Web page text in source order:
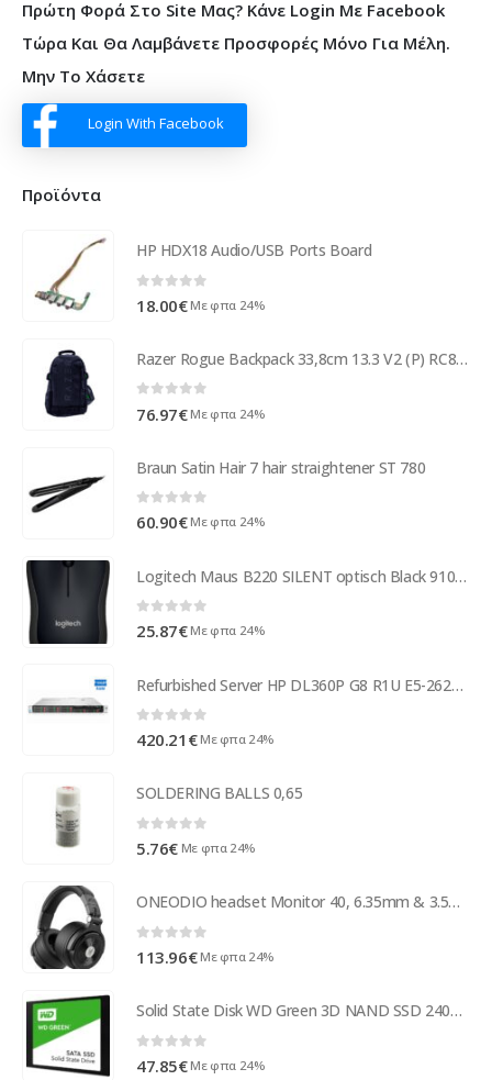
Πρώτη Φορά Στο Site Μας? Κάνε Login Με Facebook
Τώρα Και Θα Λαμβάνετε Προσφορές Μόνο Για Μέλη.
Μην Το Χάσετε
Login With Facebook
Προϊόντα
HP HDX18 Audio/USB Ports Board
18.00€ Με φπα 24%
Razer Rogue Backpack 33,8cm 13.3 V2 (P) RC81-03140101-0500
76.97€ Με φπα 24%
Braun Satin Hair 7 hair straightener ST 780
0out of 5
60.90€ Με φπα 24%
Logitech Maus B220 SILENT optisch Black 910-004881
0 out of 5
25.87€ Με φπα 24%
Refurbished Server HP DL360P G8 R1U E5-2620/16GB DDR3/No HDD/1xPSU/DVD/P420i-1GB ( 96127 )
0out of 5
420.21 € Με φπα 24%
SOLDERING BALLS 0,65
0 out of 5
5.76€ Με φπα 24%
ONEODIO headset Monitor 40, 6.35mm & 3.5mm σύνδεση, Hi-Res, 50mm, μαύρο
113.96€ Με φπα 24%
Solid State Disk WD Green 3D NAND SSD 240GB WDS240G2G0A
47.85€ Με φπα 24%